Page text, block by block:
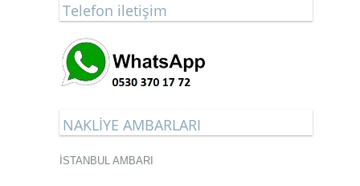
Telefon iletişim
NAKLİYE AMBARLARI
İSTANBUL AMBARI